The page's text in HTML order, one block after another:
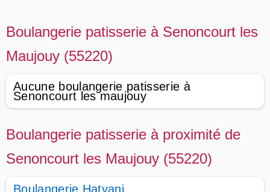
Boulangerie patisserie à Senoncourt les
Maujouy (55220)
Aucune boulangerie patisserie à
Senoncourt les maujouy
Boulangerie patisserie à proximité de
Senoncourt les Maujouy (55220)
Boulangerie Hatvani